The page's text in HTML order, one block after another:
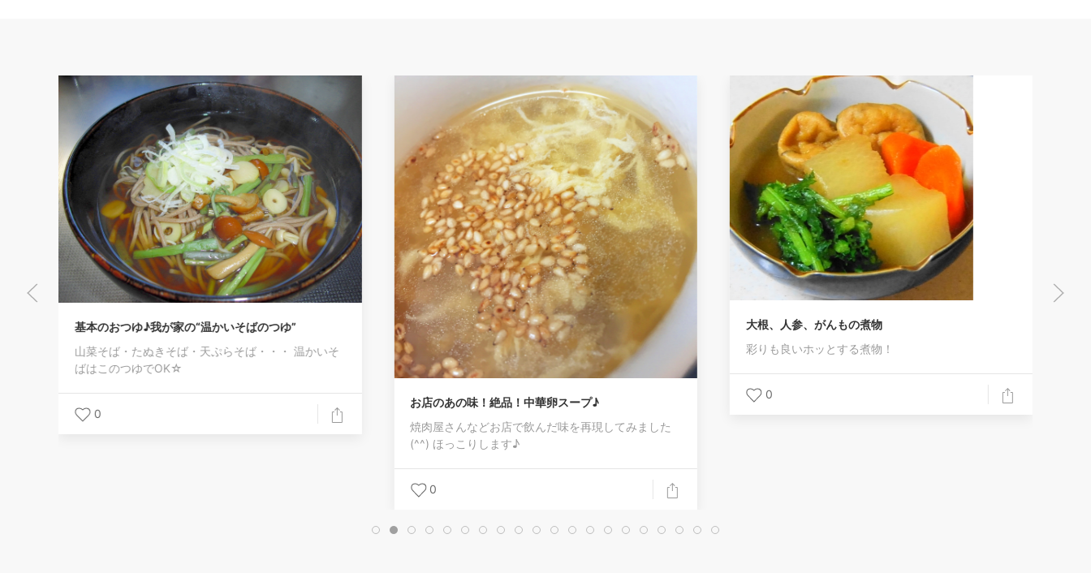
基本のおつゆ♪我が家の“温かいそばのつゆ”
山菜そば・たぬきそば・天ぷらそば・・・ 温かいそ
ばはこのつゆでOK☆
0
お店のあの味！絶品！中華卵スープ♪
焼肉屋さんなどお店で飲んだ味を再現してみました
(^^) ほっこりします♪
0
大根、人参、がんもの煮物
彩りも良いホッとする煮物！
0